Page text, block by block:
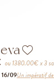
ou1380.00€ x 3
16/09Un impératif